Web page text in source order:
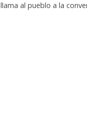
llama al pueblo a la